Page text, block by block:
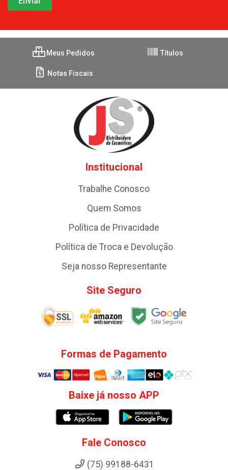
Meus Pedidos Títulos
Notas Fiscais
Institucional
Trabalhe Conosco
Quem Somos
Política de Privacidade
Política de Troca e Devolução
Seja nosso Representante
Site Seguro
Formas de Pagamento
Baixe já nosso APP
Fale Conosco
(75) 99188-6431